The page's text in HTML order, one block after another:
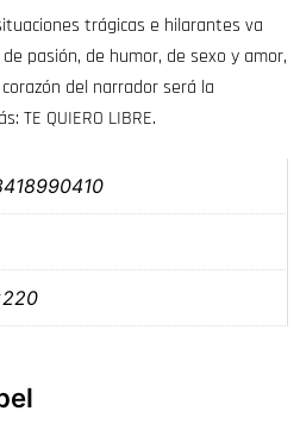
trágicas e hilarantes va
pasión, de humor, de sexo y amor,
del narrador será la
TE QUIERO LIBRE.